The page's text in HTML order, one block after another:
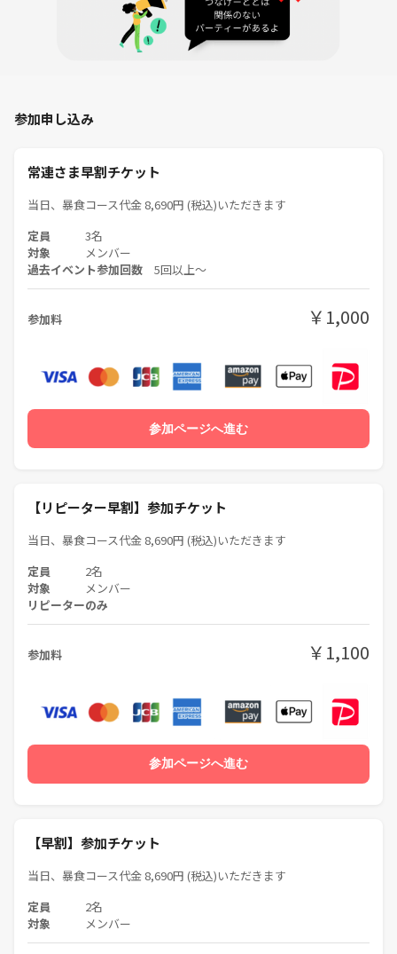
参加申し込み
常連さま早割チケット
当日、暴食コース代金 8,690円 (税込)いただきます
定員 3名
対象 メンバー
過去イベント参加回数 5回以上〜
参加料 ￥1,000
参加ページへ進む
【リピーター早割】参加チケット
当日、暴食コース代金 8,690円 (税込)いただきます
定員 2名
対象 メンバー
リピーターのみ
参加料 ￥1,100
参加ページへ進む
【早割】参加チケット
当日、暴食コース代金 8,690円 (税込)いただきます
定員 2名
対象 メンバー